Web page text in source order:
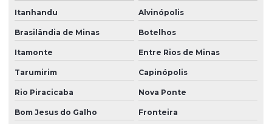
Itanhandu Alvinópolis
Brasilândia de Minas Botelhos
Itamonte Entre Rios de Minas
Tarumirim Capinópolis
Rio Piracicaba Nova Ponte
Bom Jesus do Galho Fronteira